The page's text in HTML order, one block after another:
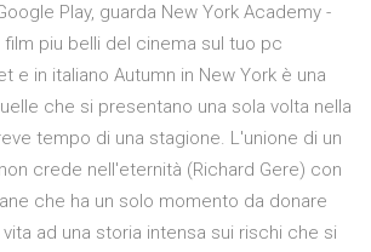
Play, guarda New York Academy -
film piu belli del cinema sul tuo pc
e in italiano Autumn in New York è una
che si presentano una sola volta nella
tempo di una stagione. L'unione di un
crede nell'eternità (Richard Gere) con
che ha un solo momento da donare
vita ad una storia intensa sui rischi che si